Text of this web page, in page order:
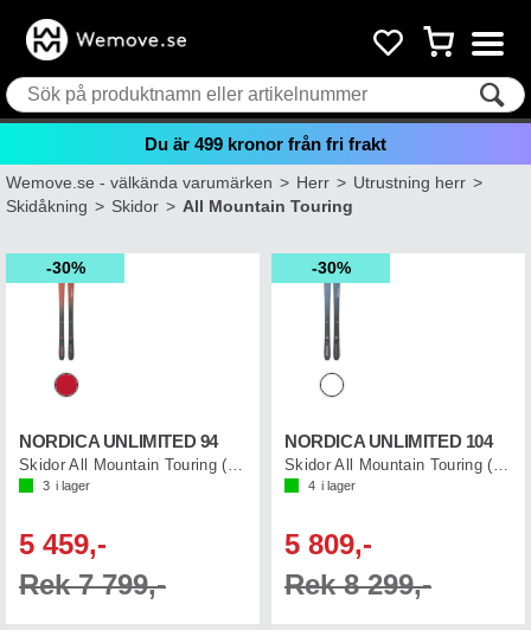
Du är 499 kronor från fri frakt
Wemove.se - välkända varumärken>Herr>Utrustning herr>
Skidåkning>Skidor>All Mountain Touring
30%
NORDICA UNLIMITED 94
Skidor All Mountain Touring (flat)
3 i lager
5 459,-
Rek 7 799,-
30%
NORDICA UNLIMITED 104
Skidor All Mountain Touring (flat)
4 i lager
5 809,-
Rek 8 299,-